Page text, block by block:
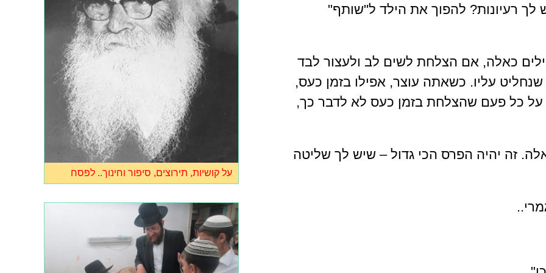
רעיונות? להפוך את הילד ל"שותף"
כאלה, אם הצלחת לשים לב ולעצור לבד
עליו. כשאתה עוצר, אפילו בזמן כעס,
על כל פעם שהצלחת בזמן כעס לא לדבר כך,
זה יהיה הפרס הכי גדול – שיש לך שליטה
על קושיות, תירוצים, סיפור וחינוך.. לפסח